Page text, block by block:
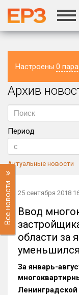
Настроены 0
Регион
Архив
Период
Актуальные новости
Все новости 25 сентября 2018
Ввод
области за
За январь-
Ленинградской